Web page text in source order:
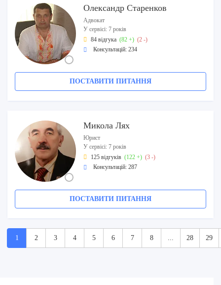
Олександр Старенков
Адвокат
У сервісі: 7 років
84 відгука (82 +) (2 -)
Консультацій: 234
ПОСТАВИТИ ПИТАННЯ
Микола Лях
Юрист
У сервісі: 7 років
125 відгуків (122 +) (3 -)
Консультацій: 287
ПОСТАВИТИ ПИТАННЯ
1 2 3 4 5 6 7 8 ... 28 29